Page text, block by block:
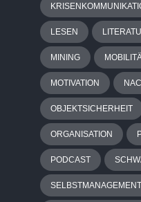
LESEN
MINING
MOTIVATION
OBJEKTSICHERHEIT
ORGANISATION
PODCAST
SELBSTMANAGEMENT